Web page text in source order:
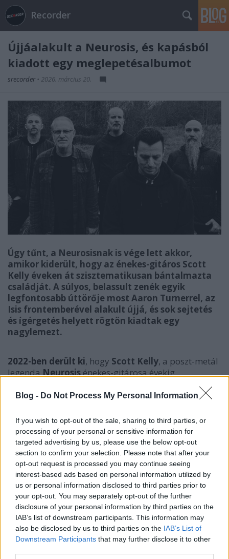
Blog - Do Not Process My Personal Information
If you wish to opt-out of the sale, sharing to third parties, or
processing of your personal or sensitive information for
targeted advertising by us, please use the below opt-out
section to confirm your selection. Please note that after your
opt-out request is processed you may continue seeing
interest-based ads based on personal information utilized by
us or personal information disclosed to third parties prior to
your opt-out. You may separately opt-out of the further
disclosure of your personal information by third parties on the
IAB’s list of downstream participants. This information may
also be disclosed by us to third parties on the IAB’s List of
Downstream Participants that may further disclose it to other
Recorder
Újjáalakult a Neurosis, és kapásból
kiadott egy meglepetésalbumot
srecorder • 2026. március 20.
Úgy tűnt, a Neurosisnak is vége lett akkor,
amikor kiderült, hogy az énekes-gitáros Scott
Kelly éveken át szisztematikusan bántalmazta
családját. A súlyos, belassult zenék egyik
legfontosabb úttörője most Aaron Turnerrel, az
Isis frontemberével alakult újjá, és sok sejtetés
és ígérgetés helyett rögtön kiadtak egy
nagylemezt.
2022-ben derült ki, hogy Scott Kelly, a poszt-metál
legendaNeurosisénekes-gitárosa évekig
bántalmazta a családját, és örökre visszavonul a
zenéléstől. A zenekar tagjai ezután elárulták,
miután megtudták, mit tett a családjával.„Nem
tudjuk túlhangsúlyozni, mennyire undorodunk és
mekkorát csalódtunk abban az emberben, akit
valaha a testvérünknek neveztünk” –írták a többiek
akik bár azt ígérték, később nyilatkozni fognak a
zenei terveikről is, egyelőre„gyászolják az
életművüket és az örökség elvesztését, ami szent volt
számukra”.
A folytatásnak most jött el az ideje, a Neurosis pedig
a semmiből egy nagylemezzel tért vissza: azAn
Undying Love for a Burning Worldön már az új,
Aaron Turnerrel kiegészült felállást hallhatjuk, akit